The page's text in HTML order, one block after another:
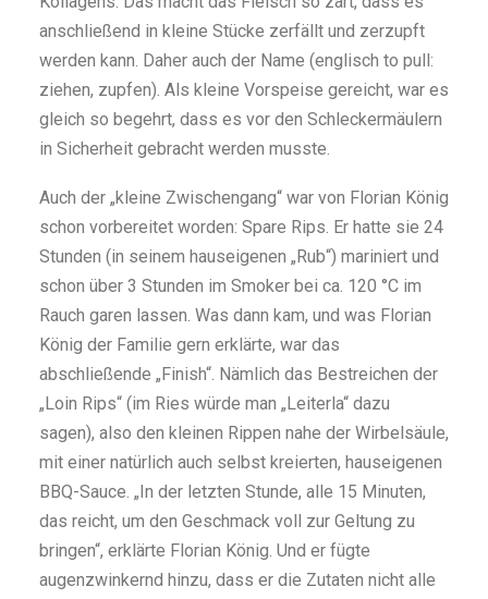
anschließend in kleine Stücke zerfällt und zerzupft
werden kann. Daher auch der Name (englisch to pull:
ziehen, zupfen). Als kleine Vorspeise gereicht, war es
gleich so begehrt, dass es vor den Schleckermäulern
in Sicherheit gebracht werden musste.
Auch der „kleine Zwischengang“ war von Florian König
schon vorbereitet worden: Spare Rips. Er hatte sie 24
Stunden (in seinem hauseigenen „Rub“) mariniert und
schon über 3 Stunden im Smoker bei ca. 120 °C im
Rauch garen lassen. Was dann kam, und was Florian
König der Familie gern erklärte, war das
abschließende „Finish“. Nämlich das Bestreichen der
„Loin Rips“ (im Ries würde man „Leiterla“ dazu
sagen), also den kleinen Rippen nahe der Wirbelsäule,
mit einer natürlich auch selbst kreierten, hauseigenen
BBQ-Sauce. „In der letzten Stunde, alle 15 Minuten,
das reicht, um den Geschmack voll zur Geltung zu
bringen“, erklärte Florian König. Und er fügte
augenzwinkernd hinzu, dass er die Zutaten nicht alle